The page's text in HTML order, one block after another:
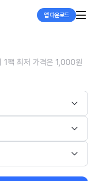
앱 다운로드
1팩 최저 가격은 1,000원